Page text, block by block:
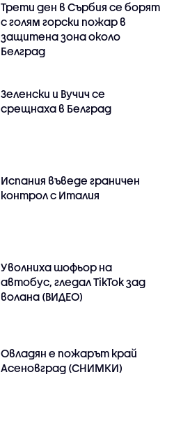
Трети ден в Сърбия се борят
с голям горски пожар в
защитена зона около
Белград
Зеленски и Вучич се
срещнаха в Белград
Испания въведе граничен
контрол с Италия
Уволниха шофьор на
автобус, гледал TikTok зад
волана (ВИДЕО)
Овладян е пожарът край
Асеновград (СНИМКИ)